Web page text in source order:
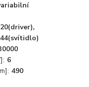
20(driver),
44(svítidlo)
6
490